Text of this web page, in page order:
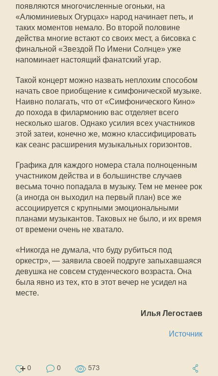
появляются многочисленные огоньки, на
«Алюминиевых Огурцах» народ начинает петь, и
таких моментов немало. Во второй половине
действа многие встают со своих мест, а бисовка с
финальной «Звездой По Имени Солнце» уже
напоминает настоящий фанатский угар.
Такой концерт можно назвать неплохим способом
начать свое приобщение к симфонической музыке.
Наивно полагать, что от «Симфонического Кино»
до похода в филармонию вас отделяет всего
несколько шагов. Однако усилия всех участников
этой затеи, конечно же, можно классифицировать
как сеанс расширения музыкальных горизонтов.
Графика для каждого номера стала полноценным
участником действа и в большинстве случаев
весьма точно попадала в музыку. Тем не менее рок
(а иногда он выходил на первый план) все же
ассоциируется с крупными эмоциональными
планами музыкантов. Таковых не было, и их время
от времени очень не хватало.
«Никогда не думала, что буду рубиться под
оркестр», — заявила своей подруге запыхавшаяся
девушка не совсем студенческого возраста. Она
была явно из тех, кто в этот вечер не усидел на
месте.
Илья Легостаев
Источник
0 0 573